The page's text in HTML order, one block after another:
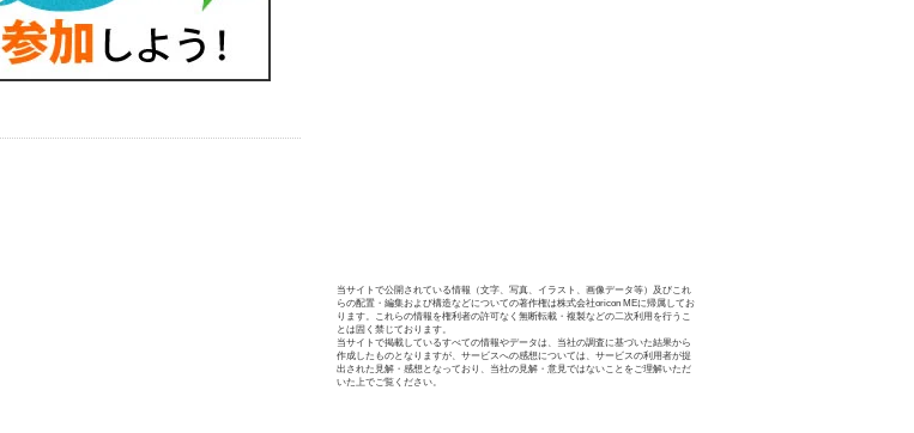
当サイトで公開されている情報（文字、写真、イラスト、画像データ等）及びこれ
らの配置・編集および構造などについての著作権は株式会社oricon MEに帰属してお
ります。これらの情報を権利者の許可なく無断転載・複製などの二次利用を行うこ
とは固く禁じております。
当サイトで掲載しているすべての情報やデータは、当社の調査に基づいた結果から
作成したものとなりますが、サービスへの感想については、サービスの利用者が提
出された見解・感想となっており、当社の見解・意見ではないことをご理解いただ
いた上でご覧ください。